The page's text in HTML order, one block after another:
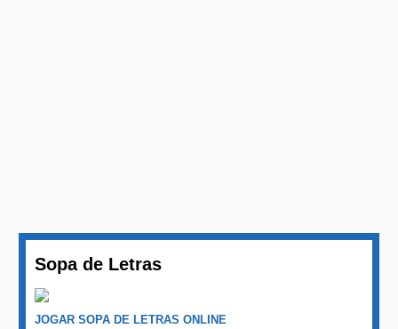
Sopa de Letras
JOGAR SOPA DE LETRAS ONLINE